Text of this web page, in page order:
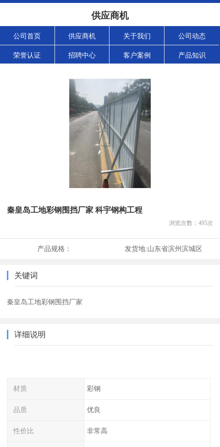
供应商机
公司首页 供应商机 关于我们 公司动态
荣誉认证 招聘中心 客户案例 产品知识
秦皇岛工地彩钢围挡厂家 科宇钢构工程
浏览次数： 495次
产品规格： 发货地:山东省滨州滨城区
关键词
秦皇岛工地彩钢围挡厂家
详细说明
材质 彩钢
品质 优良
性价比 非常高